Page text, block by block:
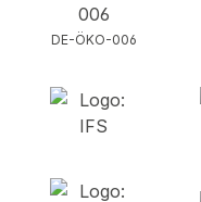
DE-ÖKO-006